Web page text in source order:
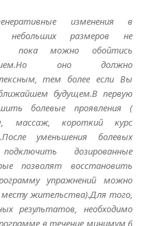
изменения в
небольших размеров не
пока можно обойтись
оно должно
тем более если Вы
будущем.В первую
болевые проявления (
массаж, короткий курс
уменьшения болевых
дозированные
позволят восстановить
упражнений можно
жительства).Для того,
результатов, необходимо
в течение минимум 6